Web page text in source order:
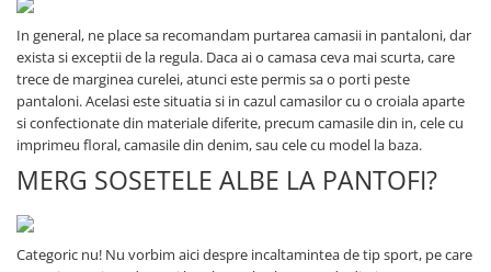
In general, ne place sa recomandam purtarea camasii in pantaloni, dar
exista si exceptii de la regula. Daca ai o camasa ceva mai scurta, care
trece de marginea curelei, atunci este permis sa o porti peste
pantaloni. Acelasi este situatia si in cazul camasilor cu o croiala aparte
si confectionate din materiale diferite, precum camasile din in, cele cu
imprimeu floral, camasile din denim, sau cele cu model la baza.
MERG SOSETELE ALBE LA PANTOFI?
Categoric nu! Nu vorbim aici despre incaltamintea de tip sport, pe care